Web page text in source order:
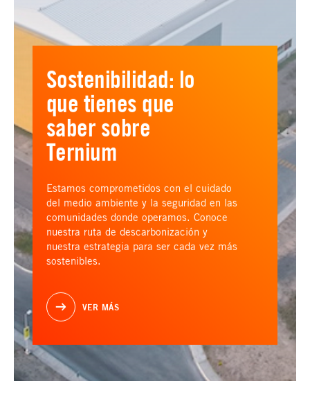
Sostenibilidad: lo
que tienes que
saber sobre
Ternium
Estamos comprometidos con el cuidado
del medio ambiente y la seguridad en las
comunidades donde operamos. Conoce
nuestra ruta de descarbonización y
nuestra estrategia para ser cada vez más
sostenibles.
VER MÁS